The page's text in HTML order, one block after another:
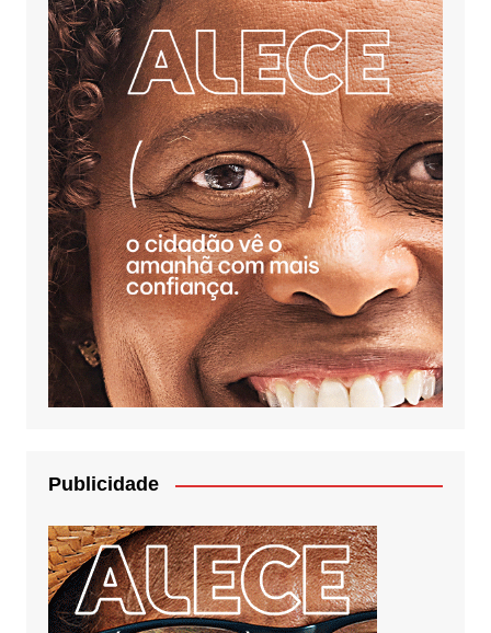
Publicidade